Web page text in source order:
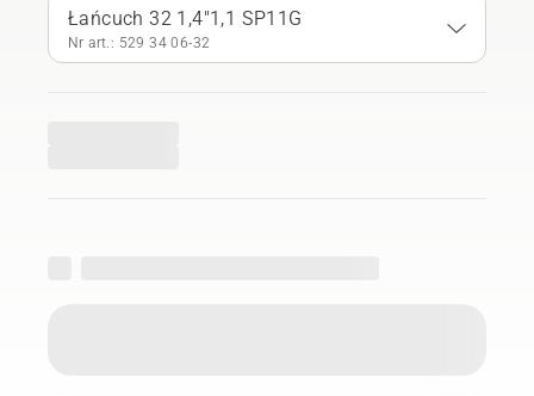
Łańcuch 32 1,4"1,1 SP11G
Nr art.: 529 34 06‑32